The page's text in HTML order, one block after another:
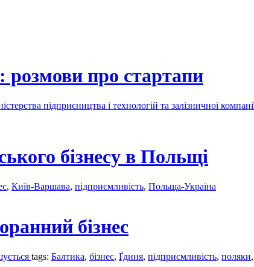
розмови про стартапи
підприєництва і технологій та залізничної
бізнесу в Польщі
, Київ-Варшава, підприємливість, Польща-Україна
бізнес
tags: Балтика, бізнес, Ґдиня, підприємливість, поляки,